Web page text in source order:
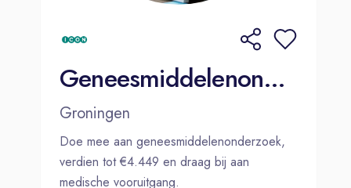
Geneesmiddelenonderzoek AC3582-0006-GRQ-C (Vergoeding van tot €4.449,-)
Groningen
Doe mee aan geneesmiddelenonderzoek,
verdien tot €4.449 en draag bij aan
medische vooruitgang.